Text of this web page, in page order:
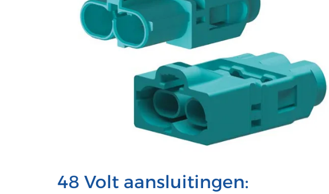
48 Volt aansluitingen: